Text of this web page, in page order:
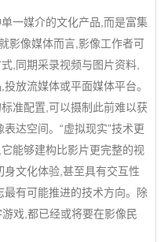
媒介的文化产品,而是富集
影像媒体而言,影像工作者可
,同期采录视频与图片资料,
放流媒体或平面媒体平台。
准配置,可以摄制此前难以获
达空间。“虚拟现实”技术更
能够建构比影片更完整的视
文化体验,甚至具有交互性
有可能推进的技术方向。除
戏,都已经或将要在影像民